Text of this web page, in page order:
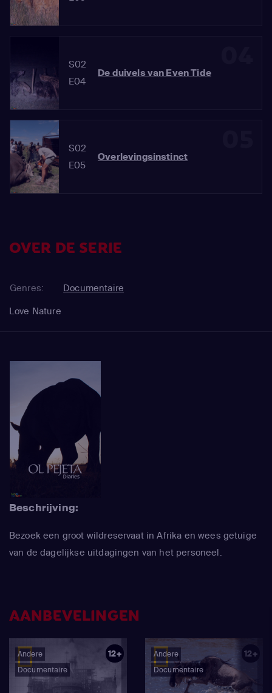
S02
E04
De duivels van Even Tide
S02
E05
Overlevingsinstinct
OVER DE SERIE
Genres:
Documentaire
Love Nature
Beschrijving:
Bezoek een groot wildreservaat in Afrika en wees getuige
van de dagelijkse uitdagingen van het personeel.
AANBEVELINGEN
Andere
Documentaire
12+
Andere
Documentaire
12+